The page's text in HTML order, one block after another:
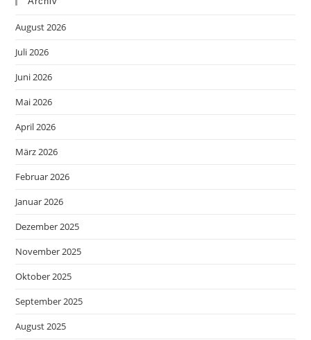
August 2026
Juli 2026
Juni 2026
Mai 2026
April 2026
März 2026
Februar 2026
Januar 2026
Dezember 2025
November 2025
Oktober 2025
September 2025
August 2025